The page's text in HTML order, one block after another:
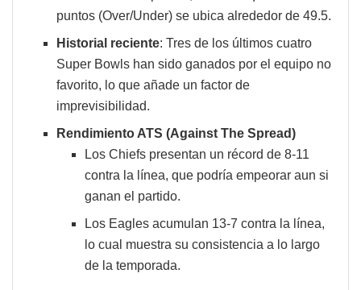
puntos (Over/Under) se ubica alrededor de 49.5.
Historial reciente: Tres de los últimos cuatro
Super Bowls han sido ganados por el equipo no
favorito, lo que añade un factor de
imprevisibilidad.
Rendimiento ATS (Against The Spread)
Los Chiefs presentan un récord de 8-11
contra la línea, que podría empeorar aun si
ganan el partido.
Los Eagles acumulan 13-7 contra la línea,
lo cual muestra su consistencia a lo largo
de la temporada.